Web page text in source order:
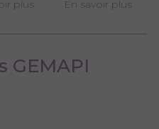
plus En savoir plus
GEMAPI